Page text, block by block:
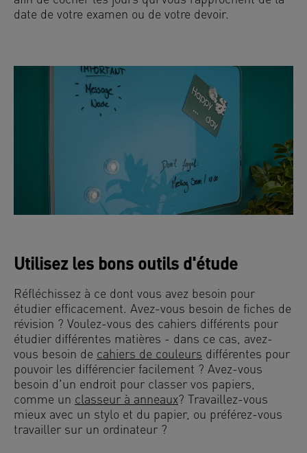
date de votre examen ou de votre devoir.
Utilisez les bons outils d'étude
Réfléchissez à ce dont vous avez besoin pour
étudier efficacement. Avez-vous besoin de fiches de
révision ? Voulez-vous des cahiers différents pour
étudier différentes matières - dans ce cas, avez-
vous besoin de cahiers de couleurs différentes pour
pouvoir les différencier facilement ? Avez-vous
besoin d'un endroit pour classer vos papiers,
comme un classeur à anneaux? Travaillez-vous
mieux avec un stylo et du papier, ou préférez-vous
travailler sur un ordinateur ?